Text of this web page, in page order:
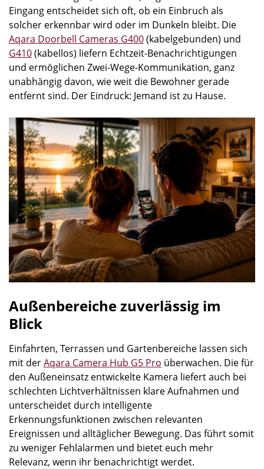
Eingang entscheidet sich oft, ob ein Einbruch als
solcher erkennbar wird oder im Dunkeln bleibt. Die
Aqara Doorbell Cameras G400(kabelgebunden) und
G410(kabellos) liefern Echtzeit-Benachrichtigungen
und ermöglichen Zwei-Wege-Kommunikation, ganz
unabhängig davon, wie weit die Bewohner gerade
entfernt sind. Der Eindruck: Jemand ist zu Hause.
Außenbereiche zuverlässig im
Blick
Einfahrten, Terrassen und Gartenbereiche lassen sich
mit derAqara Camera Hub G5 Pro überwachen. Die für
den Außeneinsatz entwickelte Kamera liefert auch bei
schlechten Lichtverhältnissen klare Aufnahmen und
unterscheidet durch intelligente
Erkennungsfunktionen zwischen relevanten
Ereignissen und alltäglicher Bewegung. Das führt somit
zu weniger Fehlalarmen und bietet euch mehr
Relevanz, wenn ihr benachrichtigt werdet.